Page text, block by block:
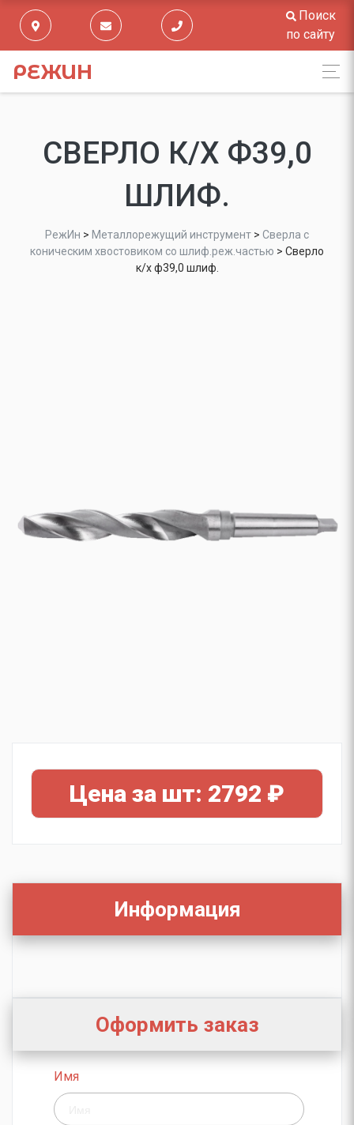
Поиск
по сайту
РЕЖИН
СВЕРЛО К/Х Ф39,0
ШЛИФ.
РежИн > Металлорежущий инструмент > Сверла с
коническим хвостовиком со шлиф.реж.частью > Сверло
к/х ф39,0 шлиф.
Цена за шт: 2792 ₽
Информация
Оформить заказ
Имя